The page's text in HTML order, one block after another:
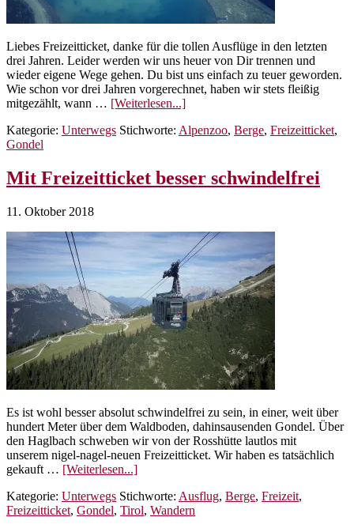
Liebes Freizeitticket, danke für die tollen Ausflüge in den letzten
drei Jahren. Leider werden wir uns heuer von Dir trennen und
wieder eigene Wege gehen. Du bist uns einfach zu teuer geworden.
Wie schon vor drei Jahren vorgerechnet, haben wir stets fleißig
mitgezählt, wann … [Weiterlesen...]ÜberPfiat
Freizeitticket
Kategorie: Unterwegs Stichworte: Alpenzoo, Berge, Freizeitticket,
Gondel
Mit Freizeitticket besser schwindelfrei
11. Oktober 2018
Es ist wohl besser absolut schwindelfrei zu sein, in einer, weit über
hundert Meter über dem Waldboden, dahinsausenden Gondel. Über
den Haglbach schweben wir von der Rosshütte lautlos mit
unserem nigel-nagel-neuen Freizeitticket. Wir haben es tatsächlich
gekauft … [Weiterlesen...]ÜberMit
besser
schwindelfrei
Kategorie: Unterwegs Stichworte: Ausflug, Berge, Freizeit,
Freizeitticket, Gondel, Tirol, Wandern